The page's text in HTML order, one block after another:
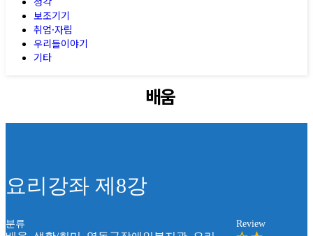
보조기기
취업·자립
우리들이야기
기타
배움
요리강좌 제8강
분류 Review